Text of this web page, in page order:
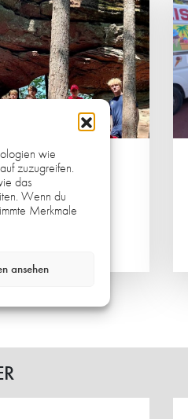
wie
zuzugreifen.
das
Wenn du
Merkmale
ansehen
GESICHTER
UND ALT
Kind-Turnier der HG-
vor allem der
Spaß, sportlicher
und das Miteinander im